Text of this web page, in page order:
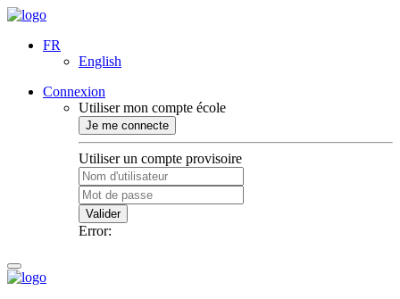
FR
English
Connexion
Utiliser mon compte école
Je me connecte
Utiliser un compte provisoire
Valider
Error: